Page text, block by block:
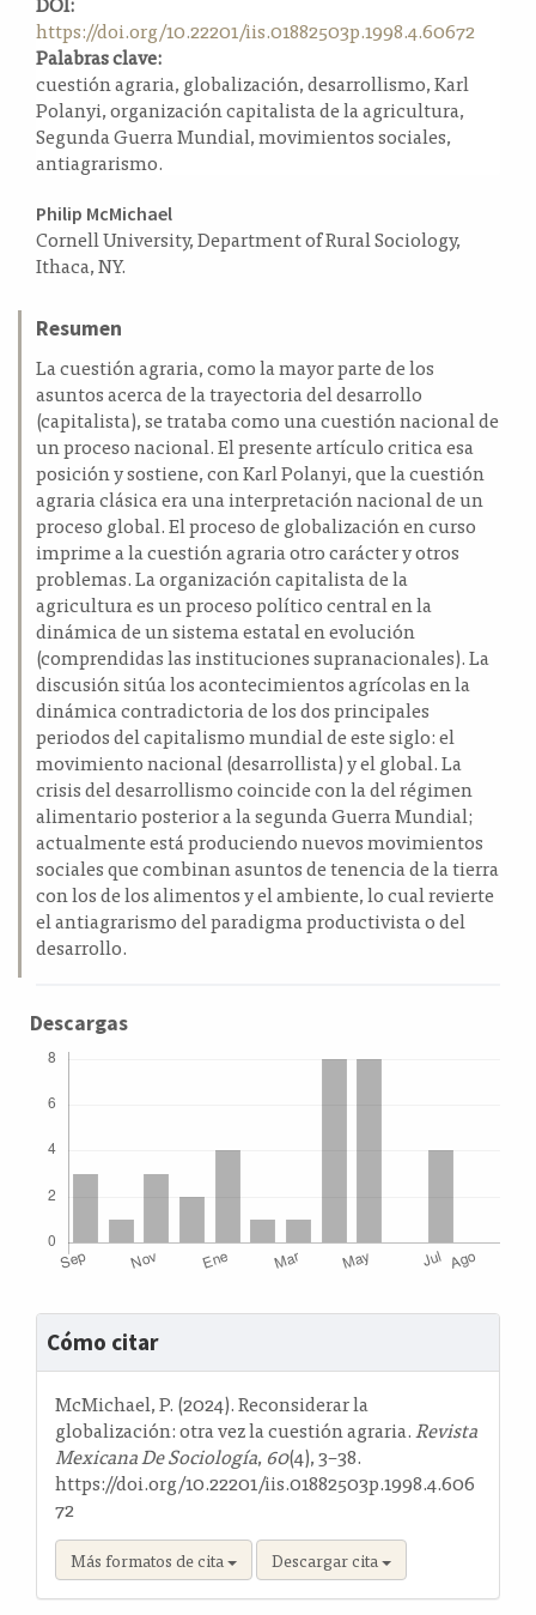
a
l
a
t
e
r
a
l
https://doi.org/10.22201/iis.01882503p.1998.4.60672
Palabras clave:
cuestión agraria, globalización, desarrollismo, Karl
Polanyi, organización capitalista de la agricultura,
Segunda Guerra Mundial, movimientos sociales,
antiagrarismo.
Contenido
principal
del
artículo
Philip McMichael
Cornell University, Department of Rural Sociology,
Ithaca, NY.
Resumen
La cuestión agraria, como la mayor parte de los
asuntos acerca de la trayectoria del desarrollo
(capitalista), se trataba como una cuestión nacional de
un proceso nacional. El presente artículo critica esa
posición y sostiene, con Karl Polanyi, que la cuestión
agraria clásica era una interpretación nacional de un
proceso global. El proceso de globalización en curso
imprime a la cuestión agraria otro carácter y otros
problemas. La organización capitalista de la
agricultura es un proceso político central en la
dinámica de un sistema estatal en evolución
(comprendidas las instituciones supranacionales). La
discusión sitúa los acontecimientos agrícolas en la
dinámica contradictoria de los dos principales
periodos del capitalismo mundial de este siglo: el
movimiento nacional (desarrollista) y el global. La
crisis del desarrollismo coincide con la del régimen
alimentario posterior a la segunda Guerra Mundial;
actualmente está produciendo nuevos movimientos
sociales que combinan asuntos de tenencia de la tierra
con los de los alimentos y el ambiente, lo cual revierte
el antiagrarismo del paradigma productivista o del
desarrollo.
Descargas
Detalles
del
artículo
Cómo citar
McMichael, P. (2024). Reconsiderar la
globalización: otra vez la cuestión agraria.Revista
Mexicana De Sociología, 60(4), 3–38.
https://doi.org/10.22201/iis.01882503p.1998.4.606
72
Más formatos de cita Descargar cita